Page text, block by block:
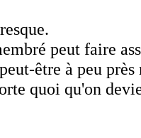
peut faire
être à peu
quoi qu'on